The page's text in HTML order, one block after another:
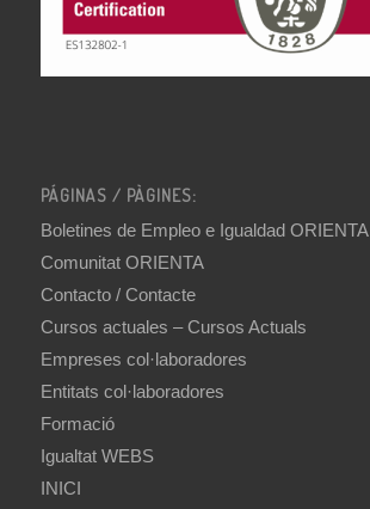
PÁGINAS / PÀGINES:
Boletines de Empleo e Igualdad ORIENTA
Comunitat ORIENTA
Contacto / Contacte
Cursos actuales – Cursos Actuals
Empreses col·laboradores
Entitats col·laboradores
Formació
Igualtat WEBS
INICI